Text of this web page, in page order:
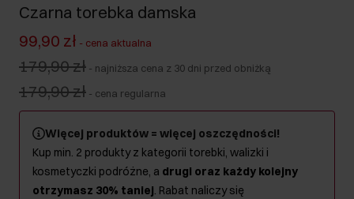
Czarna torebka damska
99,90 zł - cena aktualna
179,90 zł - najniższa cena z 30 dni przed obniżką
179,90 zł - cena regularna
Więcej produktów = więcej oszczędności!
Kup min. 2 produkty z kategorii torebki, walizki i
kosmetyczki podróżne, a drugi oraz każdy kolejny
otrzymasz 30% taniej. Rabat naliczy się